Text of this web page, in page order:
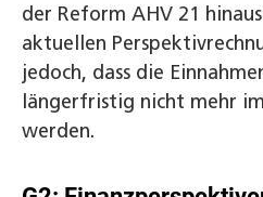
der Reform AHV 21
aktuellen
jedoch, dass die
längerfristig nicht mehr
werden.